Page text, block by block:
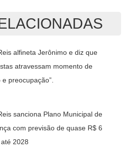
alfineta Jerônimo e diz que
atravessam momento de
e preocupação”.
sanciona Plano Municipal de
com previsão de quase R$ 6
2028